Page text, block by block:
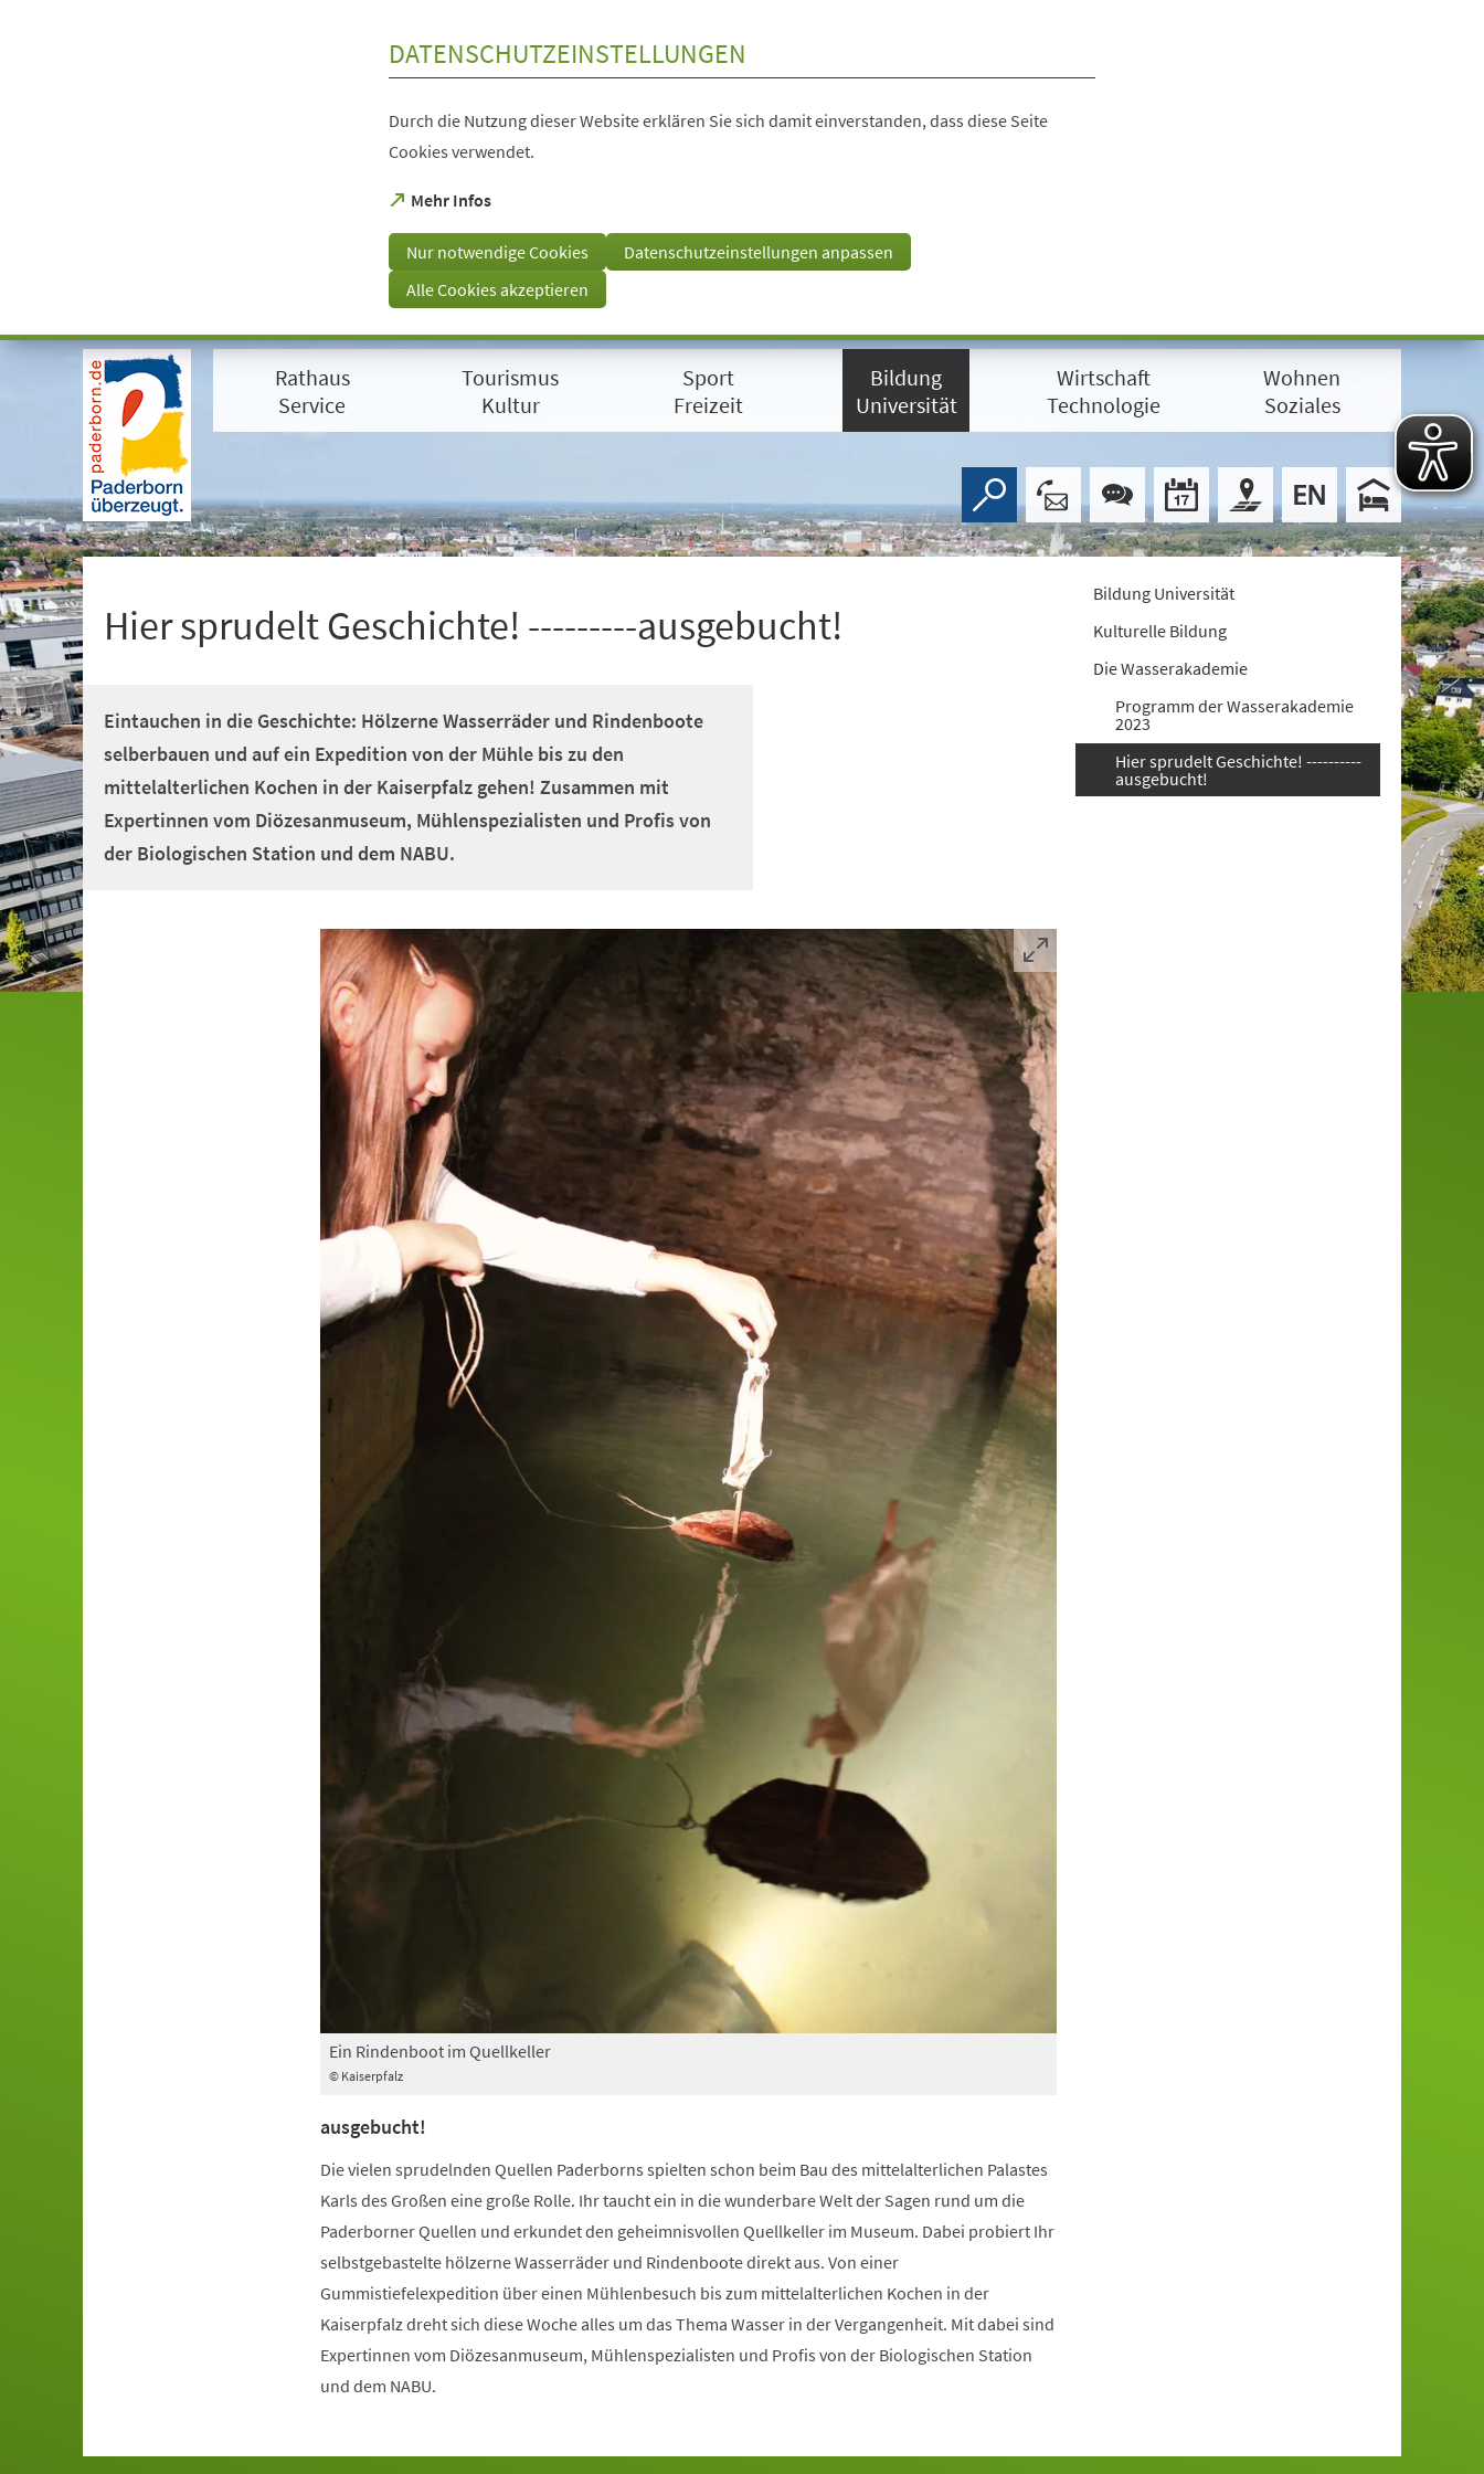
Visuelle
Assistenzsoftware
+
1
DATENSCHUTZEINSTELLUNGEN
Durch die Nutzung dieser Website erklären Sie sich damit einverstanden, dass diese Seite
Cookies verwendet.
Mehr Infos
(Öffnet
einem
neuen
Tab)
Nur notwendige Cookies
Datenschutzeinstellungen anpassen
Alle Cookies akzeptieren
Rathaus
Service
Tourismus
Kultur
Sport
Freizeit
Bildung
Universität
Wirtschaft
Technologie
Wohnen
Soziales
Hier sprudelt Geschichte! ---------ausgebucht!
Eintauchen in die Geschichte: Hölzerne Wasserräder und Rindenboote
selberbauen und auf ein Expedition von der Mühle bis zu den
mittelalterlichen Kochen in der Kaiserpfalz gehen! Zusammen mit
Expertinnen vom Diözesanmuseum, Mühlenspezialisten und Profis von
der Biologischen Station und dem NABU.
© Kaiserpfalz
Ein Rindenboot im Quellkeller
ausgebucht!
Die vielen sprudelnden Quellen Paderborns spielten schon beim Bau des mittelalterlichen Palastes
Karls des Großen eine große Rolle. Ihr taucht ein in die wunderbare Welt der Sagen rund um die
Paderborner Quellen und erkundet den geheimnisvollen Quellkeller im Museum. Dabei probiert Ihr
selbstgebastelte hölzerne Wasserräder und Rindenboote direkt aus. Von einer
Gummistiefelexpedition über einen Mühlenbesuch bis zum mittelalterlichen Kochen in der
Kaiserpfalz dreht sich diese Woche alles um das Thema Wasser in der Vergangenheit. Mit dabei sind
Expertinnen vom Diözesanmuseum, Mühlenspezialisten und Profis von der Biologischen Station
und dem NABU.
Bildung Universität
Kulturelle Bildung
Die Wasserakademie
Programm der Wasserakademie
2023
Hier sprudelt Geschichte! ----------
ausgebucht!